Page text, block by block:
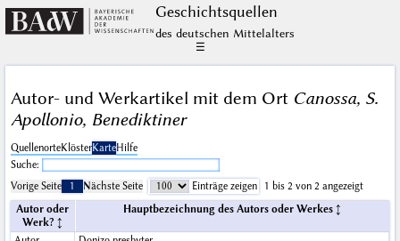
Geschichts­quellen
des deutschen Mittelalters
☰
Autor- und Werkartikel mit dem Ort Canossa, S.
Apollonio, Benediktiner
QuellenorteKlösterKarteHilfe
Suche:
Vorige Seite
1 Nächste Seite Einträge zeigen
1 bis 2 von 2 angezeigt
Autor oder
Werk?
Hauptbezeichnung des Autors oder Werkes